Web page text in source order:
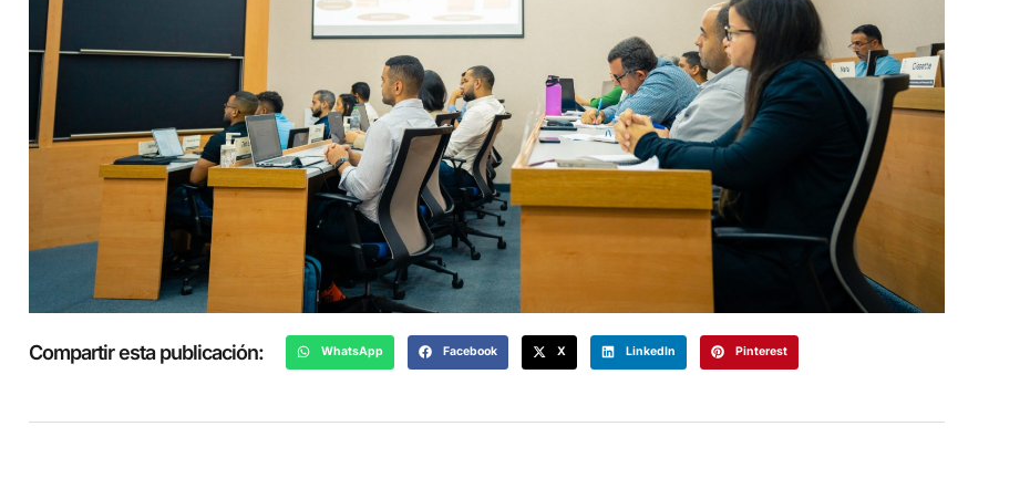
Compartir esta publicación: WhatsApp Facebook X LinkedIn Pinterest